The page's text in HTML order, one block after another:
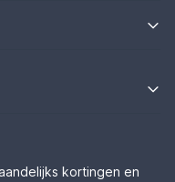
kortingen en